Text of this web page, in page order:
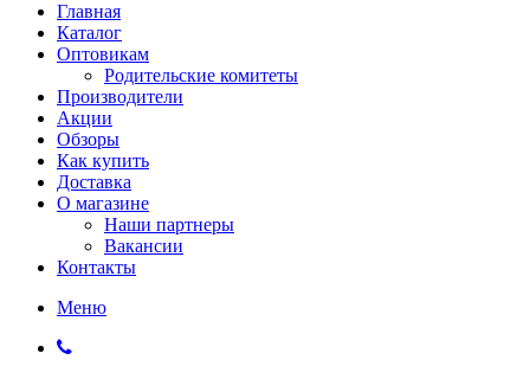
Главная
Каталог
Оптовикам
Родительские комитеты
Производители
Акции
Обзоры
Как купить
Доставка
О магазине
Наши партнеры
Вакансии
Контакты
Меню